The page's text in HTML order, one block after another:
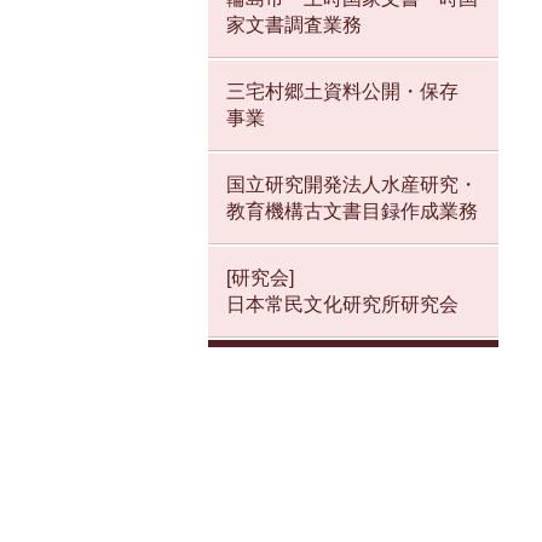
家文書調査業務
三宅村郷土資料公開・保存
事業
国立研究開発法人水産研究・
教育機構古文書目録作成業務
[研究会]
日本常民文化研究所研究会